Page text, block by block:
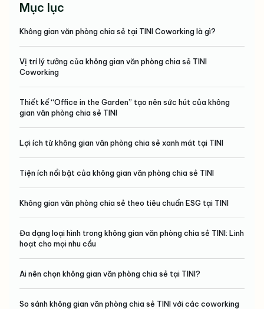
Mục lục
Không gian văn phòng chia sẻ tại TINI Coworking là gì?
Vị trí lý tưởng của không gian văn phòng chia sẻ TINI
Coworking
Thiết kế “Office in the Garden” tạo nên sức hút của không
gian văn phòng chia sẻ TINI
Lợi ích từ không gian văn phòng chia sẻ xanh mát tại TINI
Tiện ích nổi bật của không gian văn phòng chia sẻ TINI
Không gian văn phòng chia sẻ theo tiêu chuẩn ESG tại TINI
Đa dạng loại hình trong không gian văn phòng chia sẻ TINI: Linh
hoạt cho mọi nhu cầu
Ai nên chọn không gian văn phòng chia sẻ tại TINI?
So sánh không gian văn phòng chia sẻ TINI với các coworking